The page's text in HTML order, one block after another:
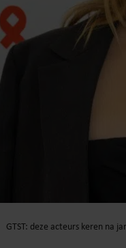
GTST: deze acteurs keren na